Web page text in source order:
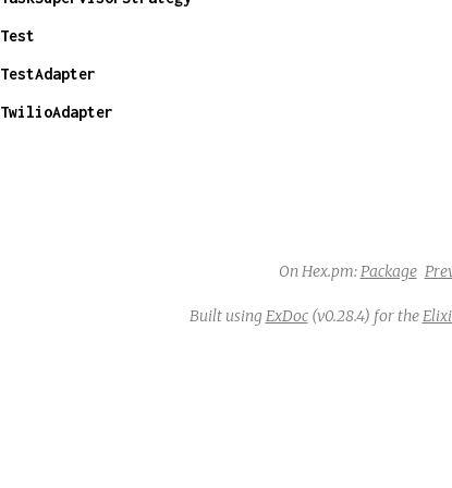
On Hex.pm:Package
Built usingExDoc(v0.28.4) for the